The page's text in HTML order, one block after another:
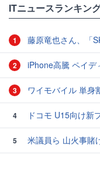
ITニュースランキン
1 藤原竜也さん、「SKYSEA Client View」
2 iPhone高騰 ペイデ
3 ワイモバイル 単身
4 ドコモ U15向け新
5
米議員ら 山火事賭